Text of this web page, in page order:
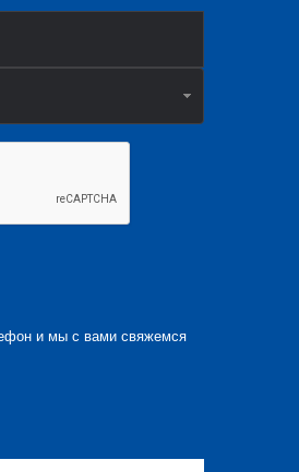
и мы с вами свяжемся